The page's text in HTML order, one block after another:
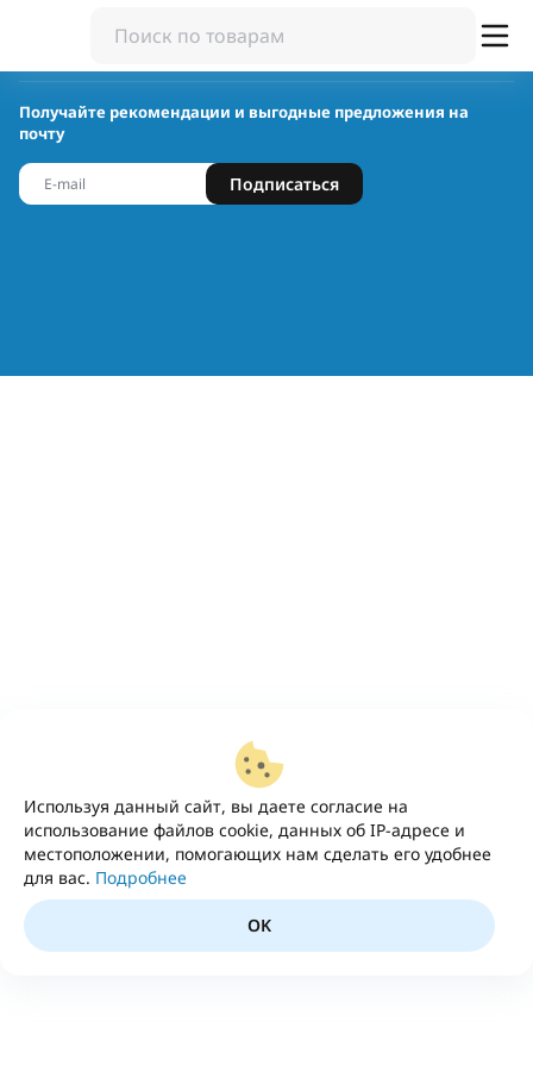
Используя данный сайт, вы даете согласие на
использование файлов cookie, данных об IP-адресе и
местоположении, помогающих нам сделать его удобнее
для вас. Подробнее
OK
Получайте рекомендации и выгодные предложения на
почту
Подписаться